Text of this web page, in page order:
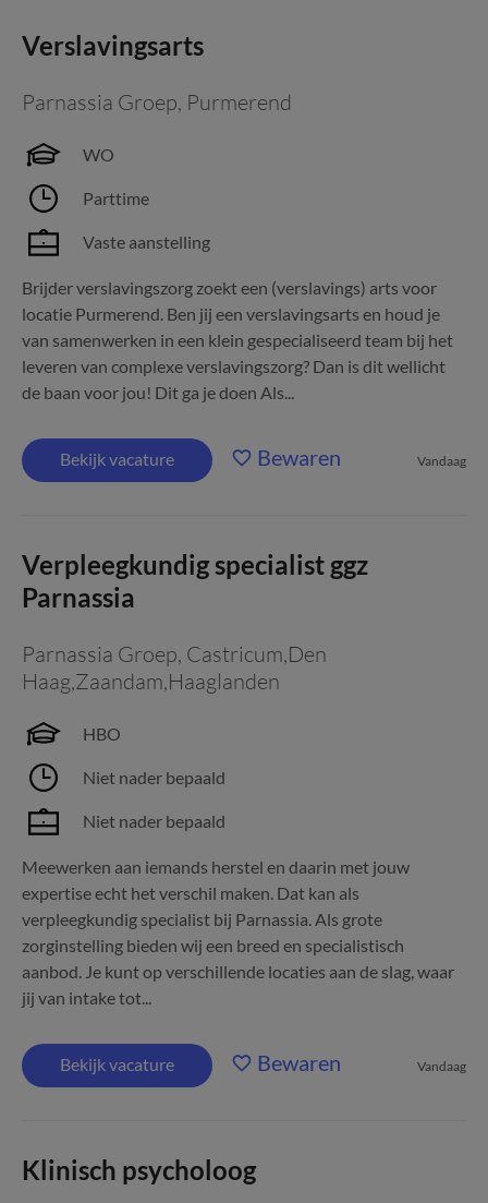
Verslavingsarts
Parnassia Groep, Purmerend
WO
Parttime
Vaste aanstelling
Brijder verslavingszorg zoekt een (verslavings) arts voor
locatie Purmerend. Ben jij een verslavingsarts en houd je
van samenwerken in een klein gespecialiseerd team bij het
leveren van complexe verslavingszorg? Dan is dit wellicht
de baan voor jou! Dit ga je doen Als...
Bekijk vacature Bewaren Vandaag
Verpleegkundig specialist ggz
Parnassia
Parnassia Groep, Castricum,Den
Haag,Zaandam,Haaglanden
HBO
Niet nader bepaald
Niet nader bepaald
Meewerken aan iemands herstel en daarin met jouw
expertise echt het verschil maken. Dat kan als
verpleegkundig specialist bij Parnassia. Als grote
zorginstelling bieden wij een breed en specialistisch
aanbod. Je kunt op verschillende locaties aan de slag, waar
jij van intake tot...
Bekijk vacature Bewaren Vandaag
Klinisch psycholoog